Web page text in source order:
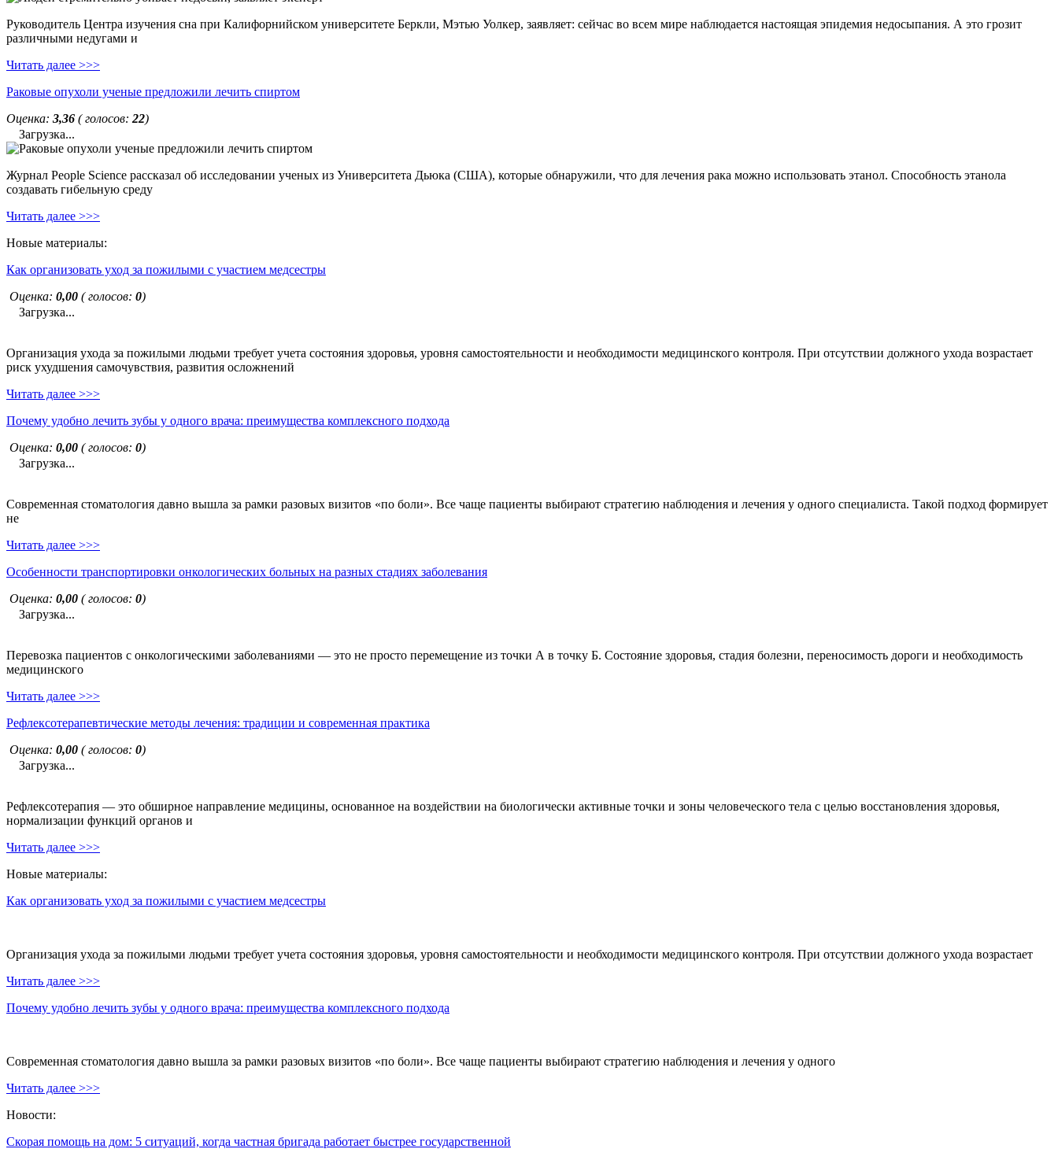
Руководитель Центра изучения сна при Калифорнийском университете Беркли, Мэтью Уолкер, заявляет: сейчас во всем мире наблюдается настоящая эпидемия недосыпания. А это грозит
различными недугами и
Читать далее >>>
Раковые опухоли ученые предложили лечить спиртом
Оценка: 3,36 ( голосов: 22)
Загрузка...
Журнал People Science рассказал об исследовании ученых из Университета Дьюка (США), которые обнаружили, что для лечения рака можно использовать этанол. Способность этанола
создавать гибельную среду
Читать далее >>>
Новые материалы:
Как организовать уход за пожилыми с участием медсестры
Оценка: 0,00 ( голосов: 0)
Загрузка...
Организация ухода за пожилыми людьми требует учета состояния здоровья, уровня самостоятельности и необходимости медицинского контроля. При отсутствии должного ухода возрастает
риск ухудшения самочувствия, развития осложнений
Читать далее >>>
Почему удобно лечить зубы у одного врача: преимущества комплексного подхода
Оценка: 0,00 ( голосов: 0)
Загрузка...
Современная стоматология давно вышла за рамки разовых визитов «по боли». Все чаще пациенты выбирают стратегию наблюдения и лечения у одного специалиста. Такой подход формирует
не
Читать далее >>>
Особенности транспортировки онкологических больных на разных стадиях заболевания
Оценка: 0,00 ( голосов: 0)
Загрузка...
Перевозка пациентов с онкологическими заболеваниями — это не просто перемещение из точки А в точку Б. Состояние здоровья, стадия болезни, переносимость дороги и необходимость
медицинского
Читать далее >>>
Рефлексотерапевтические методы лечения: традиции и современная практика
Оценка: 0,00 ( голосов: 0)
Загрузка...
Рефлексотерапия — это обширное направление медицины, основанное на воздействии на биологически активные точки и зоны человеческого тела с целью восстановления здоровья,
нормализации функций органов и
Читать далее >>>
Новые материалы:
Как организовать уход за пожилыми с участием медсестры
Организация ухода за пожилыми людьми требует учета состояния здоровья, уровня самостоятельности и необходимости медицинского контроля. При отсутствии должного ухода возрастает
Читать далее >>>
Почему удобно лечить зубы у одного врача: преимущества комплексного подхода
Современная стоматология давно вышла за рамки разовых визитов «по боли». Все чаще пациенты выбирают стратегию наблюдения и лечения у одного
Читать далее >>>
Новости:
Скорая помощь на дом: 5 ситуаций, когда частная бригада работает быстрее государственной